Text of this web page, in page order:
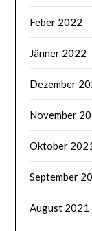
Feber 2022
Jänner 2022
Dezember
November
Oktober
September
August 2021